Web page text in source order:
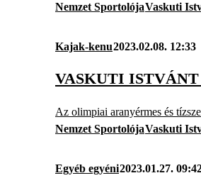
Nemzet SportolójaVaskuti
Kajak-kenu2023.02.08. 12:33
VASKUTI
Az olimpiai aranyérmes és
Nemzet SportolójaVaskuti
Egyéb egyéni2023.01.27.